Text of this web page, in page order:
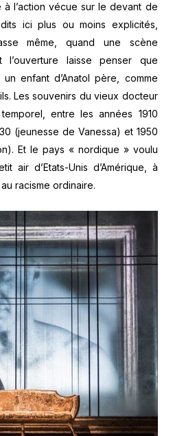
l’action vécue sur le devant de
ici plus ou moins explicités,
même, quand une scène
l’ouverture laisse penser que
enfant d’Anatol père, comme
Les souvenirs du vieux docteur
entre les années 1910
(jeunesse de Vanessa) et 1950
Et le pays « nordique » voulu
air d’Etats-Unis d’Amérique, à
racisme ordinaire.